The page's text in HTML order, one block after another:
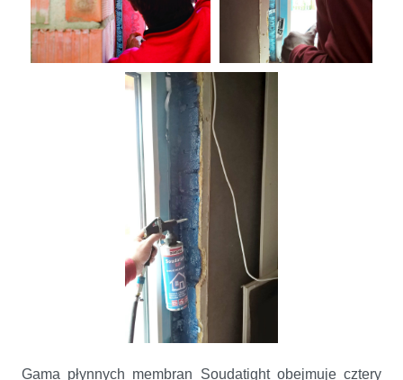
Gama płynnych membran Soudatight obejmuje cztery